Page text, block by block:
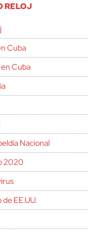
RELOJ
Cuba
Cuba
Nacional
2020
EE.UU.